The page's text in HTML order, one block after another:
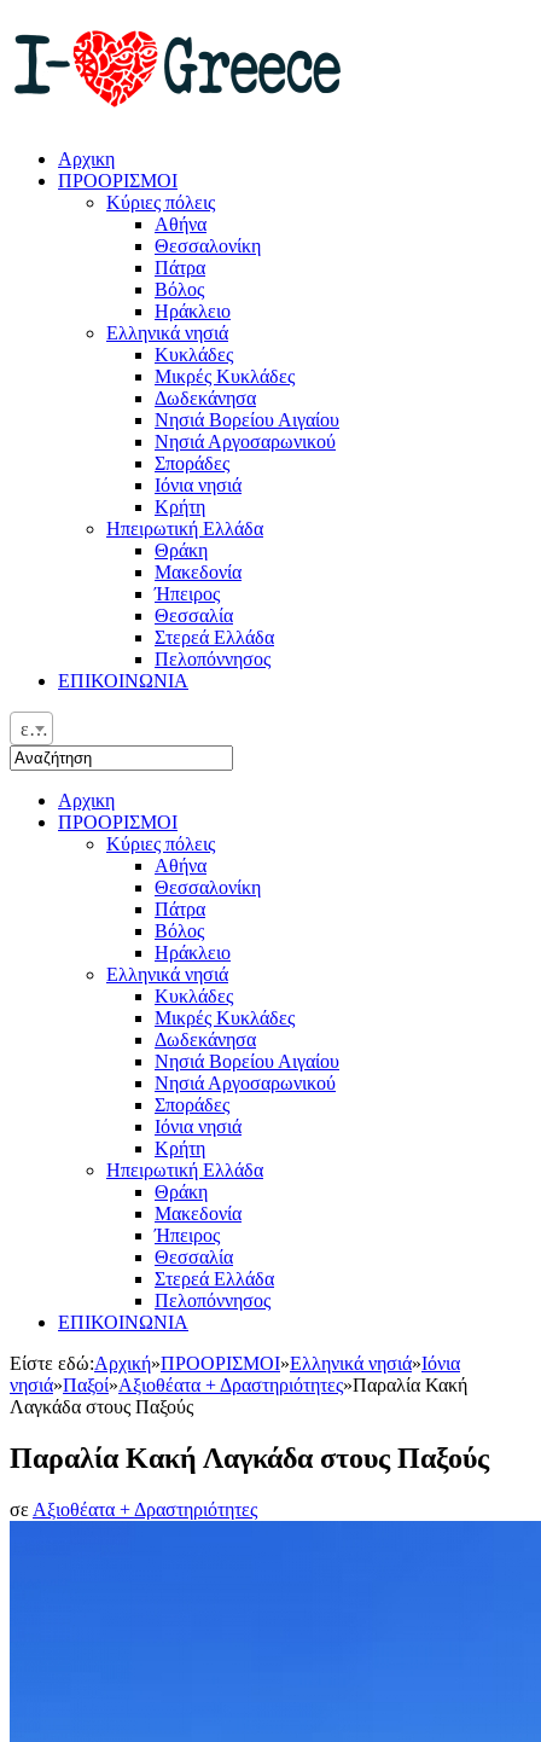
Αρχικη
ΠΡΟΟΡΙΣΜΟΙ
Κύριες πόλεις
Αθήνα
Θεσσαλονίκη
Πάτρα
Βόλος
Ηράκλειο
Ελληνικά νησιά
Κυκλάδες
Μικρές Κυκλάδες
Δωδεκάνησα
Νησιά Βορείου Αιγαίου
Νησιά Αργοσαρωνικού
Σποράδες
Ιόνια νησιά
Κρήτη
Ηπειρωτική Ελλάδα
Θράκη
Μακεδονία
Ήπειρος
Θεσσαλία
Στερεά Ελλάδα
Πελοπόννησος
ΕΠΙΚΟΙΝΩΝΙΑ
ελ
Αρχικη
ΠΡΟΟΡΙΣΜΟΙ
Κύριες πόλεις
Αθήνα
Θεσσαλονίκη
Πάτρα
Βόλος
Ηράκλειο
Ελληνικά νησιά
Κυκλάδες
Μικρές Κυκλάδες
Δωδεκάνησα
Νησιά Βορείου Αιγαίου
Νησιά Αργοσαρωνικού
Σποράδες
Ιόνια νησιά
Κρήτη
Ηπειρωτική Ελλάδα
Θράκη
Μακεδονία
Ήπειρος
Θεσσαλία
Στερεά Ελλάδα
Πελοπόννησος
ΕΠΙΚΟΙΝΩΝΙΑ
Είστε εδώ:Αρχική»ΠΡΟΟΡΙΣΜΟΙ»Ελληνικά νησιά»Ιόνια
νησιά»Παξοί»Αξιοθέατα + Δραστηριότητες»Παραλία Κακή
Λαγκάδα στους Παξούς
Παραλία Κακή Λαγκάδα στους Παξούς
σε Αξιοθέατα + Δραστηριότητες